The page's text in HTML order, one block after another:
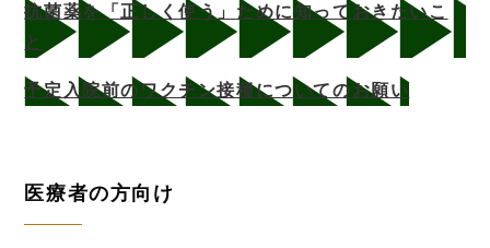
抗菌薬を「正しく使う」ために知っておきたいこ
と
予定入院前のワクチン接種についてのお願い
医療者の方向け